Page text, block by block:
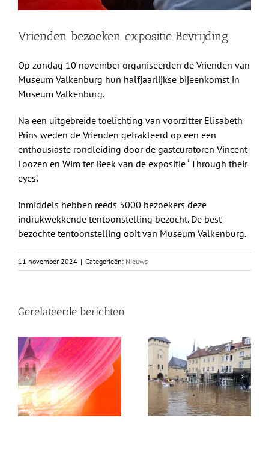
Vrienden bezoeken expositie Bevrijding
Op zondag 10 november organiseerden de Vrienden van
Museum Valkenburg hun halfjaarlijkse bijeenkomst in
Museum Valkenburg.
Na een uitgebreide toelichting van voorzitter Elisabeth
Prins weden de Vrienden getrakteerd op een een
enthousiaste rondleiding door de gastcuratoren Vincent
Loozen en Wim ter Beek van de expositie ‘ Through their
eyes’.
inmiddels hebben reeds 5000 bezoekers deze
indrukwekkende tentoonstelling bezocht. De best
bezochte tentoonstelling ooit van Museum Valkenburg.
11 november 2024 | Categorieën: Nieuws
Gerelateerde berichten